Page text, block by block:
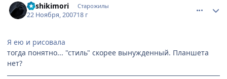
Kashikimori Старожилы
22 Ноября, 200718 г
Я ею и рисовала
тогда понятно... "стиль" скорее вынужденный. Планшета
нет?